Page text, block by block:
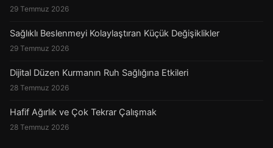
29 Temmuz 2026
Sağlıklı Beslenmeyi Kolaylaştıran Küçük Değişiklikler
29 Temmuz 2026
Dijital Düzen Kurmanın Ruh Sağlığına Etkileri
28 Temmuz 2026
Hafif Ağırlık ve Çok Tekrar Çalışmak
28 Temmuz 2026